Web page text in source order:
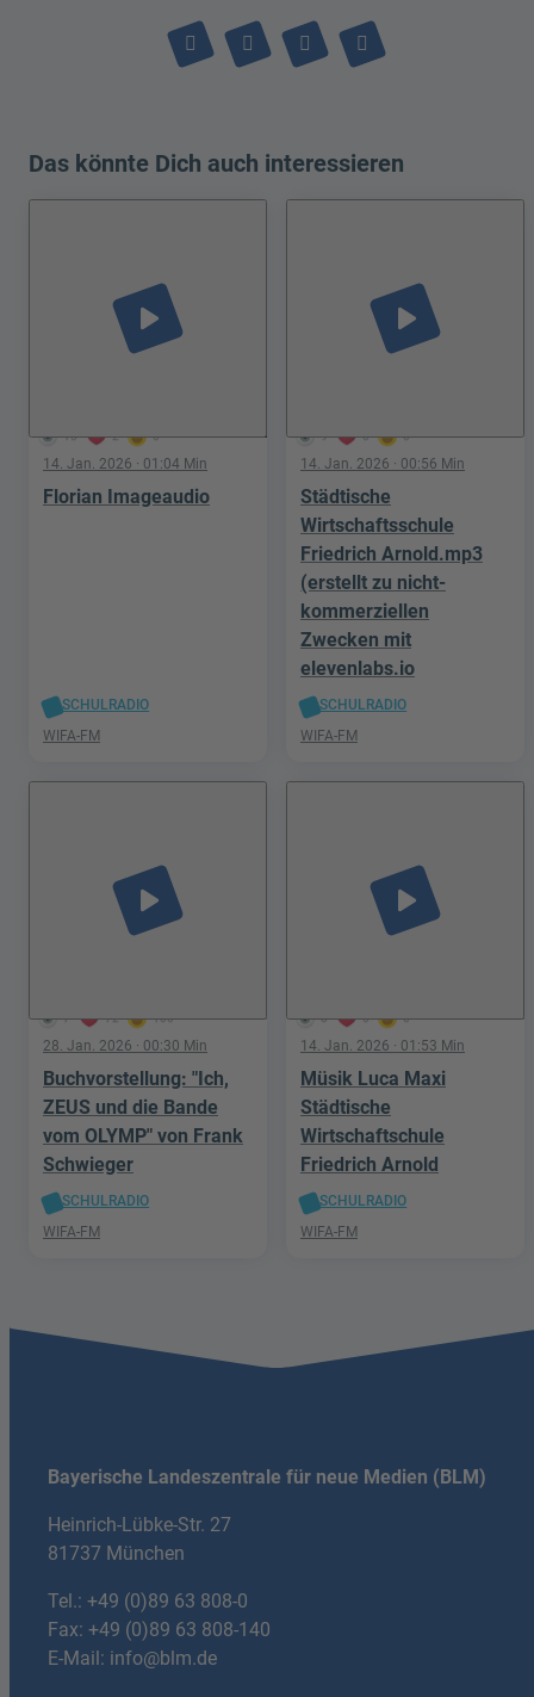
Das könnte Dich auch interessieren
15 2 0
play_arrow
14. Jan. 2026 · 01:04 Min
Florian Imageaudio
SCHULRADIO
WIFA-FM
9 0 0
play_arrow
14. Jan. 2026 · 00:56 Min
Städtische
Wirtschaftsschule
Friedrich Arnold.mp3
(erstellt zu nicht-
kommerziellen
Zwecken mit
elevenlabs.io
SCHULRADIO
WIFA-FM
7 72 100
play_arrow
28. Jan. 2026 · 00:30 Min
Buchvorstellung: "Ich,
ZEUS und die Bande
vom OLYMP" von Frank
Schwieger
SCHULRADIO
WIFA-FM
8 0 0
play_arrow
14. Jan. 2026 · 01:53 Min
Müsik Luca Maxi
Städtische
Wirtschaftschule
Friedrich Arnold
SCHULRADIO
WIFA-FM
Bayerische Landeszentrale für neue Medien (BLM)
Heinrich-Lübke-Str. 27
81737 München
Tel.: +49 (0)89 63 808-0
Fax: +49 (0)89 63 808-140
E-Mail: info@blm.de